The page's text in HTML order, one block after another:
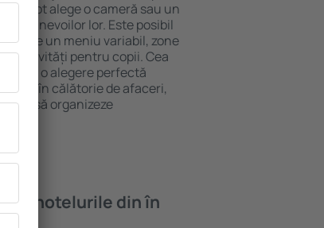
și pot alege o cameră sau un
nevoilor lor. Este posibil
ofere un meniu variabil, zone
activități pentru copii. Cea
este o alegere perfectă
în călătorie de afaceri,
să organizeze
ȋn hotelurile din în